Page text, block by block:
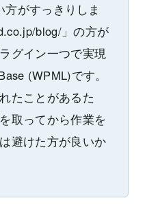
方がすっきりしま
blog/」の方が
グイン一つで実現
(WPML)です。
たことがあるた
取ってから作業を
避けた方が良いか